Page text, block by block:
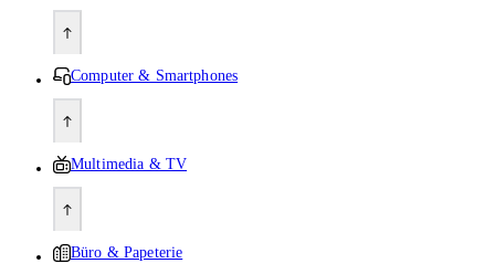
Computer & Smartphones
Multimedia & TV
Büro & Papeterie